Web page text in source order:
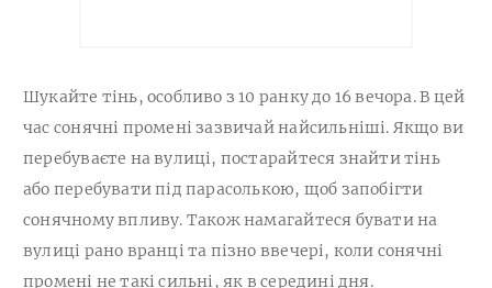
Шукайте тінь, особливо з 10 ранку до 16 вечора. В цей
час сонячні промені зазвичай найсильніші. Якщо ви
перебуваєте на вулиці, постарайтеся знайти тінь
або перебувати під парасолькою, щоб запобігти
сонячному впливу. Також намагайтеся бувати на
вулиці рано вранці та пізно ввечері, коли сонячні
промені не такі сильні, як в середині дня.